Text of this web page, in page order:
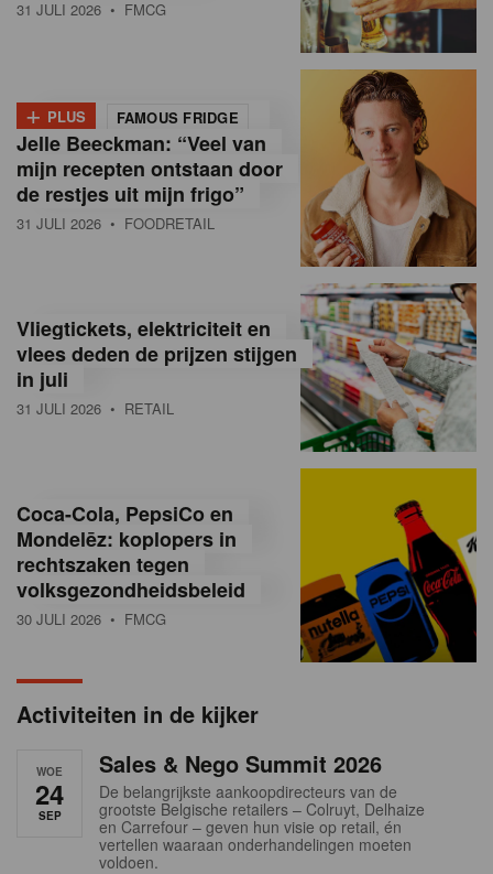
n
B
e
g
ë
e
a
n
31 JULI 2026 • FMCG
+ PLUS FAMOUS FRIDGE
Jelle Beeckman: “Veel van
mijn recepten ontstaan door
de restjes uit mijn frigo”
31 JULI 2026 • FOODRETAIL
Vliegtickets, elektriciteit en
vlees deden de prijzen stijgen
in juli
31 JULI 2026 • RETAIL
Coca-Cola, PepsiCo en
Mondelēz: koplopers in
rechtszaken tegen
volksgezondheidsbeleid
30 JULI 2026 • FMCG
Activiteiten in de kijker
WOE
24
SEP
Sales & Nego Summit 2026
De belangrijkste aankoopdirecteurs van de
grootste Belgische retailers – Colruyt, Delhaize
en Carrefour – geven hun visie op retail, én
vertellen waaraan onderhandelingen moeten
voldoen.